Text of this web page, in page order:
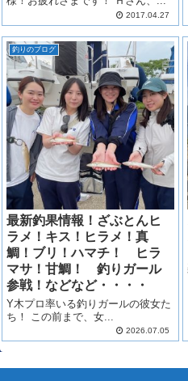
2017.04.27
釣りのブログ
最新釣果情報！ざぶとんヒ
ラメ！キス！ヒラメ！真
鯛！ブリ！ハマチ！ ヒラ
マサ！甘鯛！ 釣りガール
参戦！などなど・・・・
Y木プロ率いる釣りガールの彼女た
ち！ この前まで、女...
2026.07.05